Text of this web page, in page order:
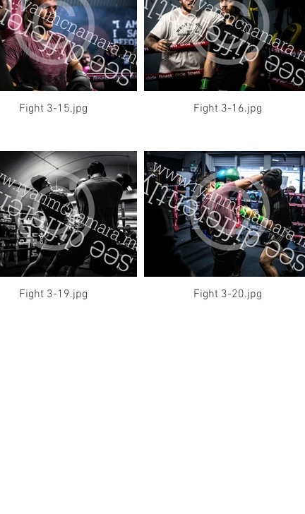
Fight 3-15.jpg Fight 3-16.jpg
Fight 3-19.jpg Fight 3-20.jpg